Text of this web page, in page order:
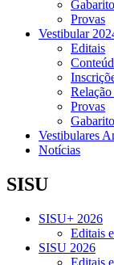
Gabarito
Provas
Vestibular
Editais
Provas
Vestibulares
Notícias
SISU
SISU+ 2026
Editais
SISU 2026
Editais